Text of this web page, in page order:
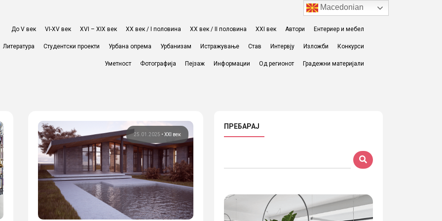
До V век VI-XV век XVI – XIX век ХХ век / I половина ХХ век / II половина XXI век Автори Ентериер и мебел
Литература Студентски проекти Урбана опрема Урбанизам Истражување Став Интервју Изложби Конкурси
Уметност Фотографија Пејзаж Информации Од регионот Градежни материјали
25.01.2025 • XXI век
ПРЕБАРАЈ
Macedonian